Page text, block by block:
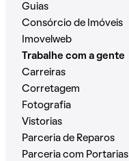
Guias
Consórcio de Imóveis
Imovelweb
Trabalhe com a gente
Carreiras
Corretagem
Fotografia
Vistorias
Parceria de Reparos
Parceria com Portarias